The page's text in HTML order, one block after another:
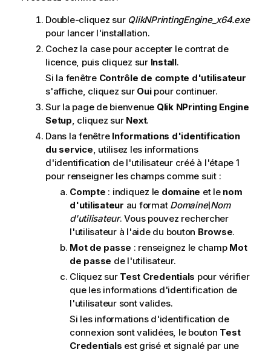
Double-cliquez sur QlikNPrintingEngine_x64.exe
pour lancer l'installation.
Cochez la case pour accepter le contrat de
licence, puis cliquez sur Install.
Si la fenêtre Contrôle de compte d'utilisateur
s'affiche, cliquez sur Ouipour continuer.
Sur la page de bienvenue Qlik NPrinting Engine
Setup, cliquez sur Next.
Dans la fenêtre Informations d'identification
du service, utilisez les informations
d'identification de l'utilisateur créé à l'étape 1
pour renseigner les champs comme suit :
Compte : indiquez le domaine et le nom
d'utilisateur au format Domaine\Nom
d'utilisateur. Vous pouvez rechercher
l'utilisateur à l'aide du bouton Browse.
Mot de passe : renseignez le champ Mot
de passe de l'utilisateur.
Cliquez sur Test Credentials pour vérifier
que les informations d'identification de
l'utilisateur sont valides.
Si les informations d'identification de
connexion sont validées, le bouton Test
Credentials est grisé et signalé par une